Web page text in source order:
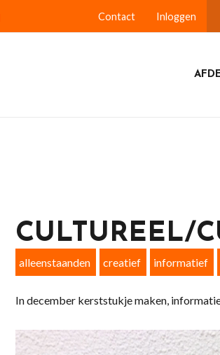
Contact Inloggen
CULTUREEL/
alleenstaanden creatief informatief
In december kerststukje maken,